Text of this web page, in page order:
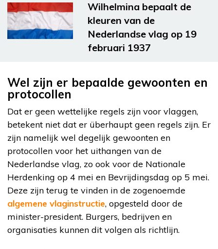
Wilhelmina bepaalt de
kleuren van de
Nederlandse vlag op 19
februari 1937
Wel zijn er bepaalde gewoonten en
protocollen
Dat er geen wettelijke regels zijn voor vlaggen,
betekent niet dat er überhaupt geen regels zijn. Er
zijn namelijk wel degelijk gewoonten en
protocollen voor het uithangen van de
Nederlandse vlag, zo ook voor de Nationale
Herdenking op 4 mei en Bevrijdingsdag op 5 mei.
Deze zijn terug te vinden in de zogenoemde
algemene vlaginstructie, opgesteld door de
minister-president. Burgers, bedrijven en
organisaties kunnen dit volgen als richtlijn.